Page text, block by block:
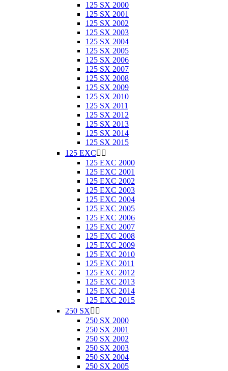
125 SX 2000
125 SX 2001
125 SX 2002
125 SX 2003
125 SX 2004
125 SX 2005
125 SX 2006
125 SX 2007
125 SX 2008
125 SX 2009
125 SX 2010
125 SX 2011
125 SX 2012
125 SX 2013
125 SX 2014
125 SX 2015
125 EXC 
125 EXC 2000
125 EXC 2001
125 EXC 2002
125 EXC 2003
125 EXC 2004
125 EXC 2005
125 EXC 2006
125 EXC 2007
125 EXC 2008
125 EXC 2009
125 EXC 2010
125 EXC 2011
125 EXC 2012
125 EXC 2013
125 EXC 2014
125 EXC 2015
250 SX 
250 SX 2000
250 SX 2001
250 SX 2002
250 SX 2003
250 SX 2004
250 SX 2005